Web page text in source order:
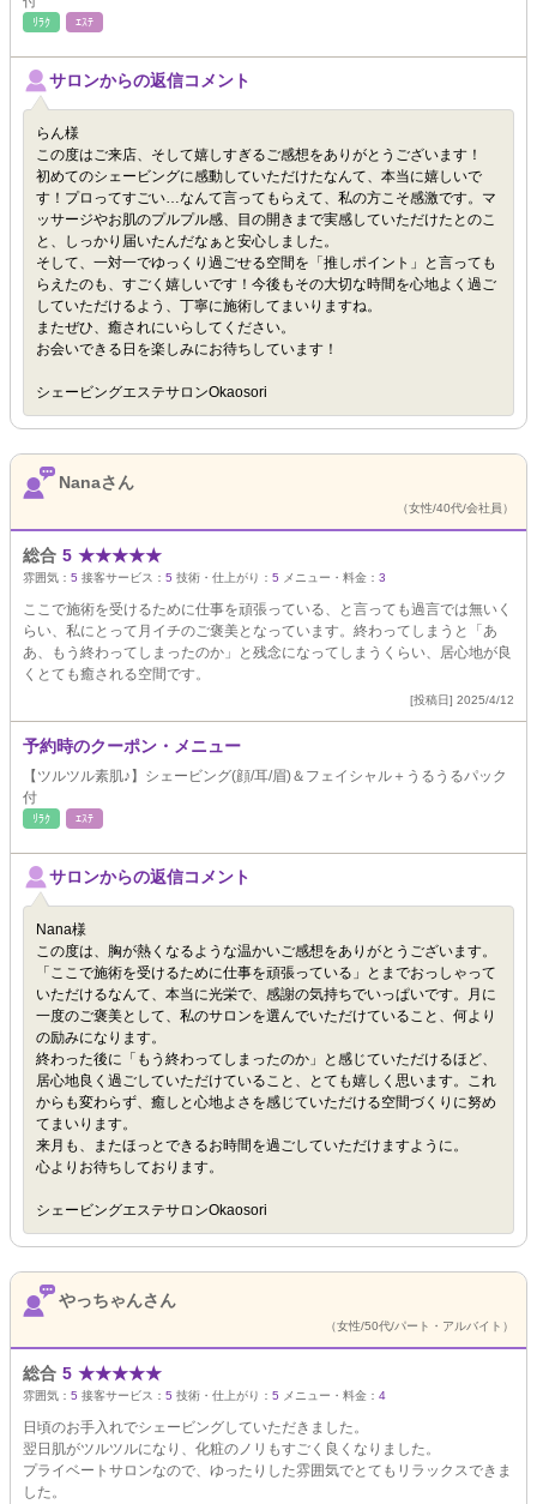
ﾘﾗｸ ｴｽﾃ
サロンからの返信コメント
らん様
この度はご来店、そして嬉しすぎるご感想をありがとうございます！
初めてのシェービングに感動していただけたなんて、本当に嬉しいで
す！プロってすごい…なんて言ってもらえて、私の方こそ感激です。マ
ッサージやお肌のプルプル感、目の開きまで実感していただけたとのこ
と、しっかり届いたんだなぁと安心しました。
そして、一対一でゆっくり過ごせる空間を「推しポイント」と言っても
らえたのも、すごく嬉しいです！今後もその大切な時間を心地よく過ご
していただけるよう、丁寧に施術してまいりますね。
またぜひ、癒されにいらしてください。
お会いできる日を楽しみにお待ちしています！
シェービングエステサロンOkaosori
Nanaさん
（女性/40代/会社員）
総合 5 ★★★★★
雰囲気： 5 接客サービス： 5 技術・仕上がり： 5 メニュー・料金： 3
ここで施術を受けるために仕事を頑張っている、と言っても過言では無いく
らい、私にとって月イチのご褒美となっています。終わってしまうと「あ
あ、もう終わってしまったのか」と残念になってしまうくらい、居心地が良
くとても癒される空間です。
[投稿日] 2025/4/12
予約時のクーポン・メニュー
【ツルツル素肌♪】シェービング(顔/耳/眉)＆フェイシャル＋うるうるパック
付
ﾘﾗｸ ｴｽﾃ
サロンからの返信コメント
Nana様
この度は、胸が熱くなるような温かいご感想をありがとうございます。
「ここで施術を受けるために仕事を頑張っている」とまでおっしゃって
いただけるなんて、本当に光栄で、感謝の気持ちでいっぱいです。月に
一度のご褒美として、私のサロンを選んでいただけていること、何より
の励みになります。
終わった後に「もう終わってしまったのか」と感じていただけるほど、
居心地良く過ごしていただけていること、とても嬉しく思います。これ
からも変わらず、癒しと心地よさを感じていただける空間づくりに努め
てまいります。
来月も、またほっとできるお時間を過ごしていただけますように。
心よりお待ちしております。
シェービングエステサロンOkaosori
やっちゃんさん
（女性/50代/パート・アルバイト）
総合 5 ★★★★★
雰囲気： 5 接客サービス： 5 技術・仕上がり： 5 メニュー・料金： 4
日頃のお手入れでシェービングしていただきました。
翌日肌がツルツルになり、化粧のノリもすごく良くなりました。
プライベートサロンなので、ゆったりした雰囲気でとてもリラックスできま
した。